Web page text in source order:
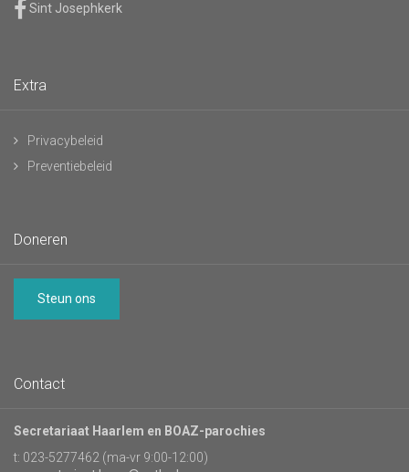
Sint Josephkerk
Extra
Privacybeleid
Preventiebeleid
Doneren
Steun ons
Contact
Secretariaat Haarlem en BOAZ-parochies
t: 023-5277462 (ma-vr 9:00-12:00)